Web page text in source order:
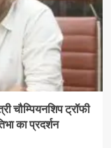
चौम्पियनशिप ट्रॉफी
का प्रदर्शन